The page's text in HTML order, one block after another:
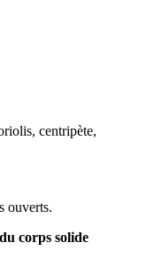
centripète,
ouverts.
corps solide